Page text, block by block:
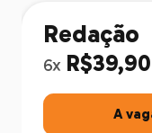
Redação
6x R$39,90
A